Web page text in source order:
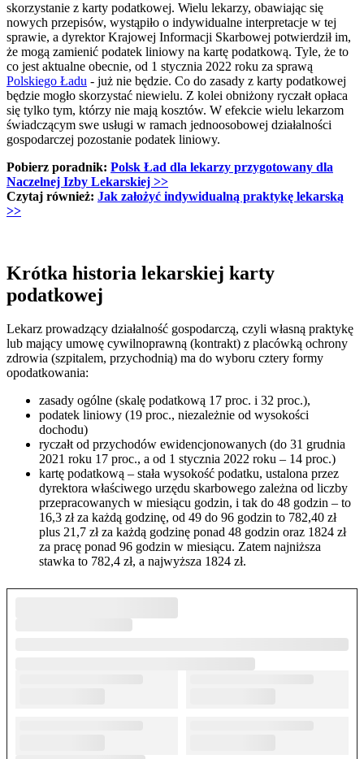
skorzystanie z karty podatkowej. Wielu lekarzy, obawiając się
nowych przepisów, wystąpiło o indywidualne interpretacje w tej
sprawie, a dyrektor Krajowej Informacji Skarbowej potwierdził im,
że mogą zamienić podatek liniowy na kartę podatkową. Tyle, że to
co jest aktualne obecnie, od 1 stycznia 2022 roku za sprawą
Polskiego Ładu - już nie będzie. Co do zasady z karty podatkowej
będzie mogło skorzystać niewielu. Z kolei obniżony ryczałt opłaca
się tylko tym, którzy nie mają kosztów. W efekcie wielu lekarzom
świadczącym swe usługi w ramach jednoosobowej działalności
gospodarczej pozostanie podatek liniowy.
Pobierz poradnik: Polsk Ład dla lekarzy przygotowany dla
Naczelnej Izby Lekarskiej >>
Czytaj również: Jak założyć indywidualną praktykę lekarską
>>
Krótka historia lekarskiej karty
podatkowej
Lekarz prowadzący działalność gospodarczą, czyli własną praktykę
lub mający umowę cywilnoprawną (kontrakt) z placówką ochrony
zdrowia (szpitalem, przychodnią) ma do wyboru cztery formy
opodatkowania:
zasady ogólne (skalę podatkową 17 proc. i 32 proc.),
podatek liniowy (19 proc., niezależnie od wysokości
dochodu)
ryczałt od przychodów ewidencjonowanych (do 31 grudnia
2021 roku 17 proc., a od 1 stycznia 2022 roku – 14 proc.)
kartę podatkową – stała wysokość podatku, ustalona przez
dyrektora właściwego urzędu skarbowego zależna od liczby
przepracowanych w miesiącu godzin, i tak do 48 godzin – to
16,3 zł za każdą godzinę, od 49 do 96 godzin to 782,40 zł
plus 21,7 zł za każdą godzinę ponad 48 godzin oraz 1824 zł
za pracę ponad 96 godzin w miesiącu. Zatem najniższa
stawka to 782,4 zł, a najwyższa 1824 zł.